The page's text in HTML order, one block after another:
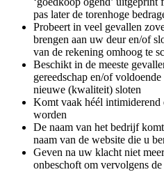
pas later de torenhoge
Probeert in veel gevallen
brengen aan uw deur en/of
van de rekening omhoog te
Beschikt in de meeste
gereedschap en/of
nieuwe (kwaliteit) sloten
Komt vaak héél intimiderend
worden
De naam van het bedrijf
naam van de website die u
Geven na uw klacht niet
onbeschoft om vervolgens